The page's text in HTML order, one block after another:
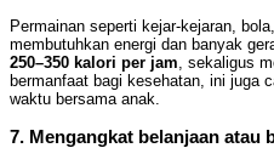
Permainan seperti kejar-kejaran,
membutuhkan energi dan banyak
250–350 kalori per jam, sekaligus
bermanfaat bagi kesehatan, ini juga
waktu bersama anak.
7. Mengangkat belanjaan atau